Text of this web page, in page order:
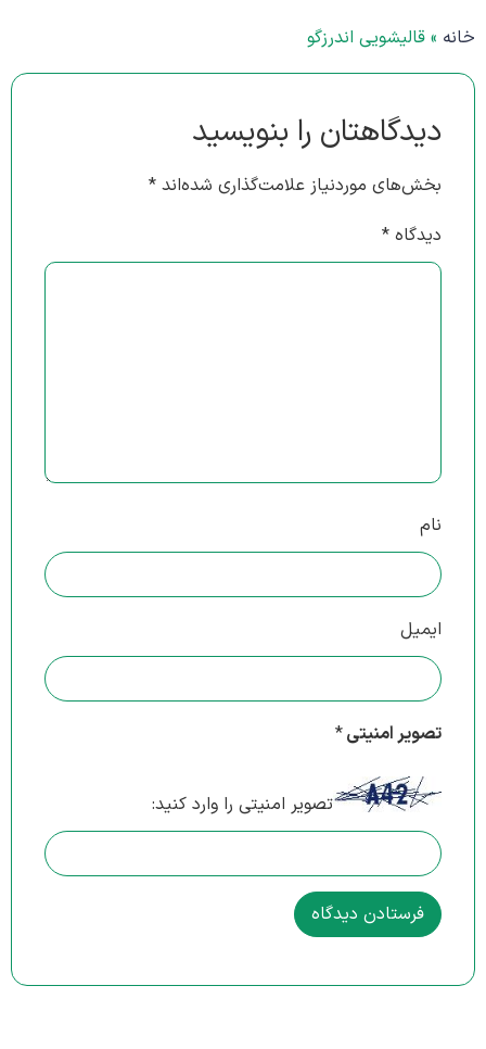
خانه » قالیشویی اندرزگو
دیدگاهتان را بنویسید
بخش‌های موردنیاز علامت‌گذاری شده‌اند *
دیدگاه *
نام
ایمیل
تصویر امنیتی*
تصویر امنیتی را وارد کنید: